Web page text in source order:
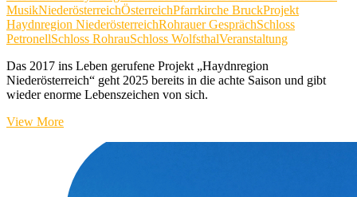
MusikNiederösterreichÖsterreichPfarrkirche BruckProjekt
Haydnregion NiederösterreichRohrauer GesprächSchloss
PetronellSchloss RohrauSchloss WolfsthalVeranstaltung
Das 2017 ins Leben gerufene Projekt „Haydnregion
Niederösterreich“ geht 2025 bereits in die achte Saison und gibt
wieder enorme Lebenszeichen von sich.
View MoreKlassik-
„Haydnregion
Niederösterreich“
2025